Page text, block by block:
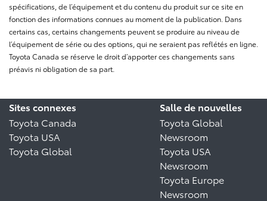
spécifications, de l’équipement et du contenu du produit sur ce site en
fonction des informations connues au moment de la publication. Dans
certains cas, certains changements peuvent se produire au niveau de
l’équipement de série ou des options, qui ne seraient pas reflétés en ligne.
Toyota Canada se réserve le droit d’apporter ces changements sans
préavis ni obligation de sa part.
Sites connexes
Toyota Canada
Toyota USA
Toyota Global
Salle de nouvelles
Toyota Global
Newsroom
Toyota USA
Newsroom
Toyota Europe
Newsroom